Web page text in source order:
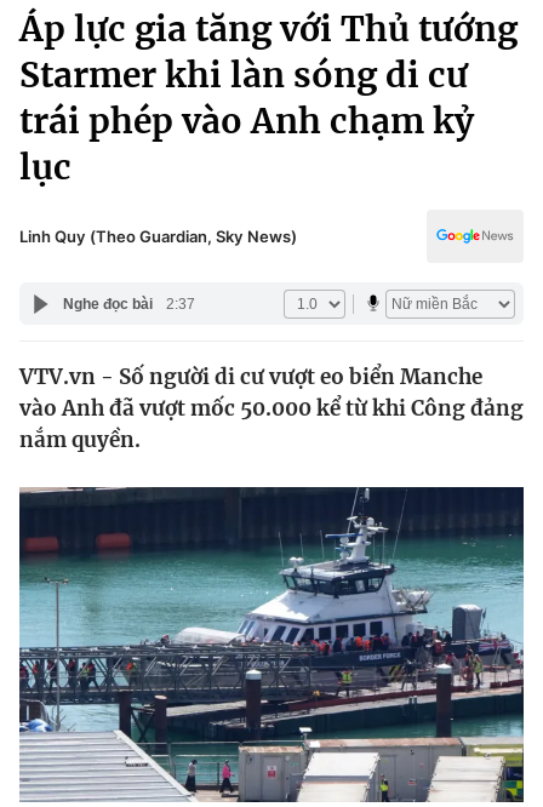
Chuyên mục
Chính trị
Xã hội
Tin tức
Thế giới đó đây
Câu chuyện quốc tế
Kinh tế
Tài chính
Thị trường
Góc doanh nghiệp
Truyền hình
Phim VTV
Hậu trường
Nhân vật
Khán giả
Giải sao mai
Giải trí
Điện ảnh
Âm nhạc
Sao
Đời sống
Du lịch
Làm đẹp
Giáo dục
Kinh tế
Thể thao
Truyền hình
Văn hóa - Giải trí
Y tế
Giáo dục
Áp lực gia tăng với Thủ tướng
Starmer khi làn sóng di cư
trái phép vào Anh chạm kỷ
lục
Linh Quy (Theo Guardian, Sky News)
Nghe đọc bài 2:37
VTV.vn - Số người di cư vượt eo biển Manche
vào Anh đã vượt mốc 50.000 kể từ khi Công đảng
nắm quyền.